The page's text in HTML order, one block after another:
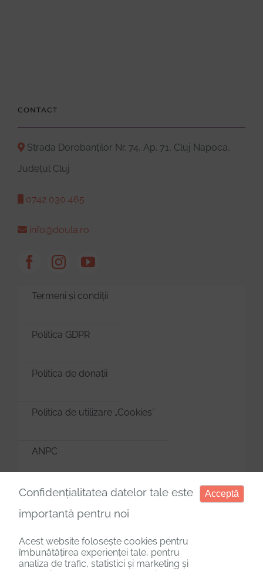
CONTACT
Strada Dorobanților Nr. 74, Ap. 71, Cluj Napoca,
Județul Cluj
0742 030 465
info@doula.ro
Termeni și condiții
Politica GDPR
Politica de donații
Politica de utilizare „Cookies”
ANPC
Manager de cookies
Confidențialitatea datelor tale este
importantă pentru noi
Acest website folosește cookies pentru
îmbunătățirea experienței tale, pentru
analiza de trafic, statistici și marketing și
Acceptă